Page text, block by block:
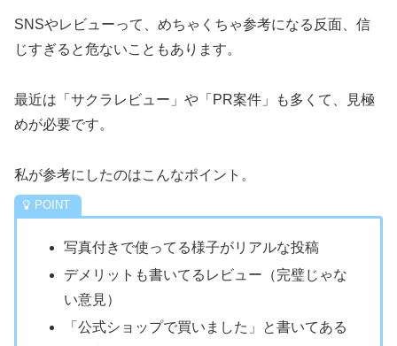
SNSやレビューって、めちゃくちゃ参考になる反面、信
じすぎると危ないこともあります。
最近は「サクラレビュー」や「PR案件」も多くて、見極
めが必要です。
私が参考にしたのはこんなポイント。
写真付きで使ってる様子がリアルな投稿
デメリットも書いてるレビュー（完璧じゃな
い意見）
「公式ショップで買いました」と書いてある